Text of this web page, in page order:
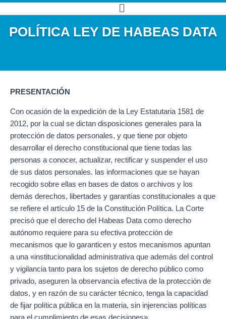
al
contenido
Main
POLÍTICA LEY DE HABEAS DATA
PRESENTACIÓN
Con ocasión de la expedición de la Ley Estatutaria 1581 de
2012, por la cual se dictan disposiciones generales para la
protección de datos personales, y que tiene por objeto
desarrollar el derecho constitucional que tiene todas las
personas a conocer, actualizar, rectificar y suspender el uso
de sus datos personales. las informaciones que se hayan
recogido sobre ellas en bases de datos o archivos y los
demás derechos, libertades y garantías constitucionales a que
se refiere el artículo 15 de la Constitución Política. La Corte
precisó que el derecho del Habeas Data como derecho
autónomo requiere para su efectiva protección de
mecanismos que lo garanticen y estos mecanismos apuntan
a una «institucionalidad administrativa que además del control
y vigilancia tanto para los sujetos de derecho público como
privado, aseguren la observancia efectiva de la protección de
datos, y en razón de su carácter técnico, tenga la capacidad
de fijar política pública en la materia, sin injerencias políticas
para el cumplimiento de esas decisiones».